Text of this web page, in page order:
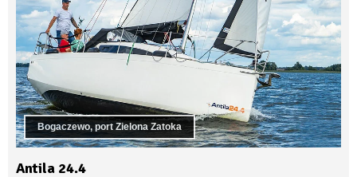
Bogaczewo, port Zielona Zatoka
Antila 24.4